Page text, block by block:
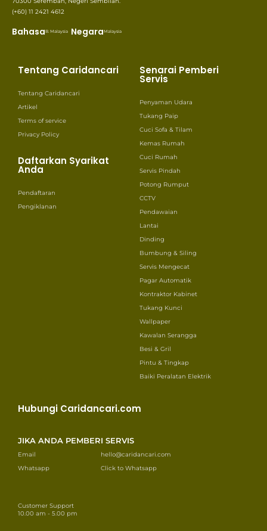
(+60) 11 2421 4612
BahasaB. Malaysia NegaraMalaysia
Tentang Caridancari
Tentang Caridancari
Artikel
Terms of service
Privacy Policy
Daftarkan Syarikat
Anda
Pendaftaran
Pengiklanan
Senarai Pemberi
Servis
Penyaman Udara
Tukang Paip
Cuci Sofa & Tilam
Kemas Rumah
Cuci Rumah
Servis Pindah
Potong Rumput
CCTV
Pendawaian
Lantai
Dinding
Bumbung & Siling
Servis Mengecat
Pagar Automatik
Kontraktor Kabinet
Tukang Kunci
Wallpaper
Kawalan Serangga
Besi & Gril
Pintu & Tingkap
Baiki Peralatan Elektrik
Hubungi Caridancari.com
JIKA ANDA PEMBERI SERVIS
Email
hello@caridancari.com
Whatsapp
Click to Whatsapp
Customer Support
10.00 am - 5.00 pm